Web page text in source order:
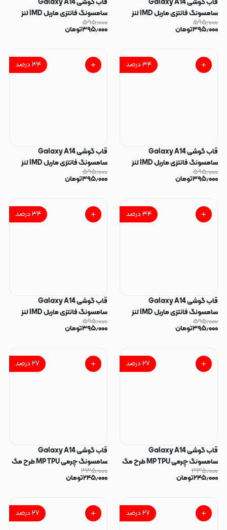
قاب گوشی Galaxy A14
سامسونگ فانتزی ماربل IMD لنز
نگین دار دور مات دکمه کرومی طرح
پاپیون کیوت کد 165956
۵۹۵٫۰۰۰
۳۹۵٫۰۰۰تومان
قاب گوشی Galaxy A14
سامسونگ فانتزی ماربل IMD لنز
نگین دار دور مات دکمه کرومی طرح
پاپیون کیوت کد 165955
۵۹۵٫۰۰۰
۳۹۵٫۰۰۰تومان
۳۴درصد
قاب گوشی Galaxy A14
سامسونگ فانتزی ماربل IMD لنز
نگین دار دور مات دکمه کرومی طرح
پاپیون کیوت کد 165954
۵۹۵٫۰۰۰
۳۹۵٫۰۰۰تومان
۳۴درصد
قاب گوشی Galaxy A14
سامسونگ فانتزی ماربل IMD لنز
نگین دار دور مات دکمه کرومی طرح
پاپیون کیوت کد 165953
۵۹۵٫۰۰۰
۳۹۵٫۰۰۰تومان
۳۴درصد
قاب گوشی Galaxy A14
سامسونگ فانتزی ماربل IMD لنز
نگین دار دور مات دکمه کرومی طرح
پاپیون کیوت کد 165952
۵۹۵٫۰۰۰
۳۹۵٫۰۰۰تومان
۳۴درصد
قاب گوشی Galaxy A14
سامسونگ فانتزی ماربل IMD لنز
نگین دار دور مات دکمه کرومی طرح
پاپیون کیوت کد 165951
۵۹۵٫۰۰۰
۳۹۵٫۰۰۰تومان
۲۷درصد
قاب گوشی Galaxy A14
سامسونگ چرمی MP TPU طرح مگ
سیف محافظ لنزدار قهوه ای کد
۳۳۵٫۰۰۰
۲۴۵٫۰۰۰تومان
۲۷درصد
قاب گوشی Galaxy A14
سامسونگ چرمی MP TPU طرح مگ
سیف محافظ لنزدار سرمه ای کد
۳۳۵٫۰۰۰
۲۴۵٫۰۰۰تومان
۲۷درصد ۲۷درصد